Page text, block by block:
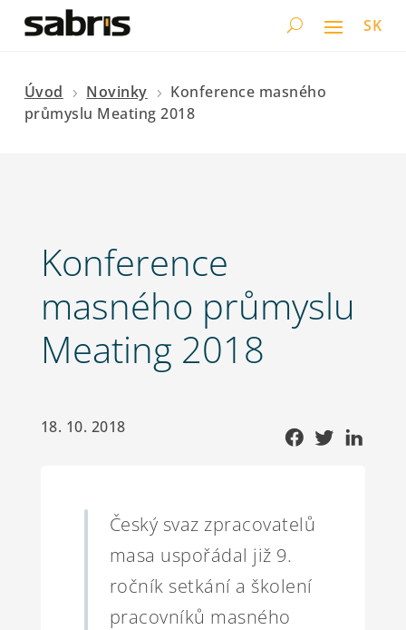
SK
Úvod 5 Novinky 5
Konference masného
průmyslu Meating 2018
Konference
masného průmyslu
Meating 2018
18. 10. 2018
Český svaz zpracovatelů
masa uspořádal již 9.
ročník setkání a školení
pracovníků masného